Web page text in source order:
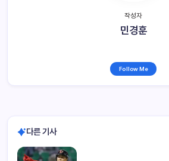
작성자
민경훈
Follow Me
다른 기사